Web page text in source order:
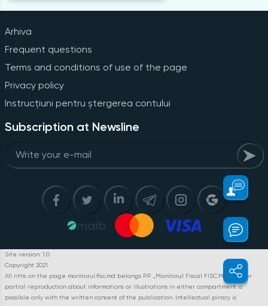
Arhiva
Frequent questions
Terms and conditions of use of the page
Privacy policy
Instrucțiuni pentru ștergerea contului
Subscription at Newsline
Site version: 1.0
Copyright 2021
All riths on the page monitorul.fisc.md belongs P.P. „Monitorul Fiscal FISC.MD”. Full or
partial reproduction about informations or illustrations in either compartment is
possible only with the written consent of the publication. Intellectual piracy is